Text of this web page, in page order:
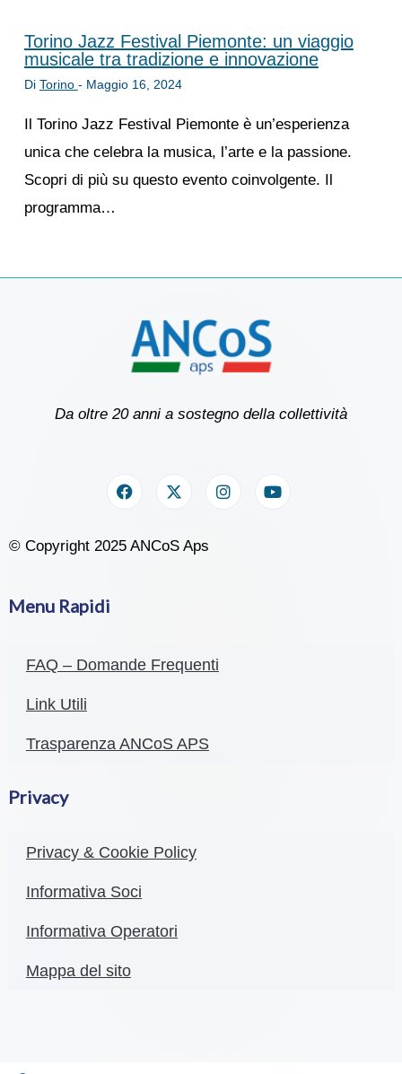
Torino Jazz Festival Piemonte: un viaggio
musicale tra tradizione e innovazione
Di Torino - Maggio 16, 2024
Il Torino Jazz Festival Piemonte è un’esperienza
unica che celebra la musica, l’arte e la passione.
Scopri di più su questo evento coinvolgente. Il
programma…
Da oltre 20 anni a sostegno della collettività
© Copyright 2025 ANCoS Aps
Menu Rapidi
FAQ – Domande Frequenti
Link Utili
Trasparenza ANCoS APS
Privacy
Privacy & Cookie Policy
Informativa Soci
Informativa Operatori
Mappa del sito